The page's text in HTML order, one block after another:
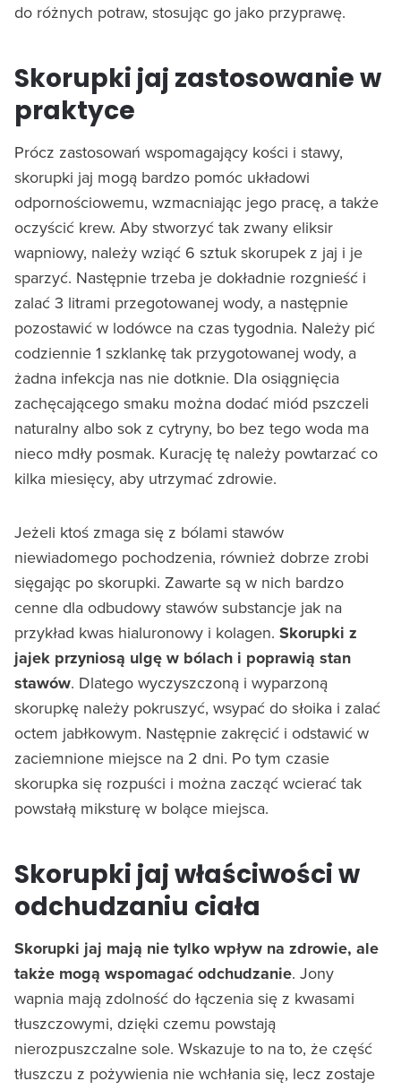
do różnych potraw, stosując go jako przyprawę.
Skorupki jaj zastosowanie w
praktyce
Prócz zastosowań wspomagający kości i stawy,
skorupki jaj mogą bardzo pomóc układowi
odpornościowemu, wzmacniając jego pracę, a także
oczyścić krew. Aby stworzyć tak zwany eliksir
wapniowy, należy wziąć 6 sztuk skorupek z jaj i je
sparzyć. Następnie trzeba je dokładnie rozgnieść i
zalać 3 litrami przegotowanej wody, a następnie
pozostawić w lodówce na czas tygodnia. Należy pić
codziennie 1 szklankę tak przygotowanej wody, a
żadna infekcja nas nie dotknie. Dla osiągnięcia
zachęcającego smaku można dodać miód pszczeli
naturalny albo sok z cytryny, bo bez tego woda ma
nieco mdły posmak. Kurację tę należy powtarzać co
kilka miesięcy, aby utrzymać zdrowie.
Jeżeli ktoś zmaga się z bólami stawów
niewiadomego pochodzenia, również dobrze zrobi
sięgając po skorupki. Zawarte są w nich bardzo
cenne dla odbudowy stawów substancje jak na
przykład kwas hialuronowy i kolagen. Skorupki z
jajek przyniosą ulgę w bólach i poprawią stan
stawów. Dlatego wyczyszczoną i wyparzoną
skorupkę należy pokruszyć, wsypać do słoika i zalać
octem jabłkowym. Następnie zakręcić i odstawić w
zaciemnione miejsce na 2 dni. Po tym czasie
skorupka się rozpuści i można zacząć wcierać tak
powstałą miksturę w bolące miejsca.
Skorupki jaj właściwości w
odchudzaniu ciała
Skorupki jaj mają nie tylko wpływ na zdrowie, ale
także mogą wspomagać odchudzanie. Jony
wapnia mają zdolność do łączenia się z kwasami
tłuszczowymi, dzięki czemu powstają
nierozpuszczalne sole. Wskazuje to na to, że część
tłuszczu z pożywienia nie wchłania się, lecz zostaje